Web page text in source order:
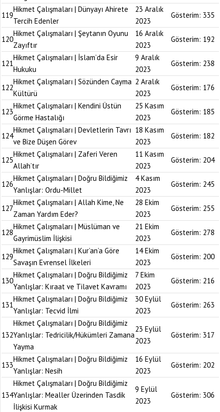
119
Hikmet Çalışmaları | Dünyayı Ahirete
Tercih Edenler
23 Aralık
2023
Gösterim: 335
120
Hikmet Çalışmaları | Şeytanın Oyunu
Zayıftır
16 Aralık
2023
Gösterim: 192
121
Hikmet Çalışmaları | İslam’da Esir
Hukuku
9 Aralık
2023
Gösterim: 238
122
Hikmet Çalışmaları | Sözünden Cayma
Kültürü
2 Aralık
2023
Gösterim: 176
123
Hikmet Çalışmaları | Kendini Üstün
Görme Hastalığı
25 Kasım
2023
Gösterim: 185
124
Hikmet Çalışmaları | Devletlerin Tavrı
ve Bize Düşen Görev
18 Kasım
2023
Gösterim: 182
125
Hikmet Çalışmaları | Zaferi Veren
Allah’tır
11 Kasım
2023
Gösterim: 204
126
Hikmet Çalışmaları | Doğru Bildiğimiz
Yanlışlar: Ordu-Millet
4 Kasım
2023
Gösterim: 245
127
Hikmet Çalışmaları | Allah Kime, Ne
Zaman Yardım Eder?
28 Ekim
2023
Gösterim: 255
128
Hikmet Çalışmaları | Müslüman ve
Gayrimüslim İlişkisi
21 Ekim
2023
Gösterim: 278
129
Hikmet Çalışmaları | Kur’an’a Göre
Savaşın Evrensel İlkeleri
14 Ekim
2023
Gösterim: 200
130
Hikmet Çalışmaları | Doğru Bildiğimiz
Yanlışlar: Kıraat ve Tilavet Kavramı
7 Ekim
2023
Gösterim: 216
131
Hikmet Çalışmaları | Doğru Bildiğimiz
Yanlışlar: Tecvid İlmi
30 Eylül
2023
Gösterim: 263
132
Hikmet Çalışmaları | Doğru Bildiğimiz
Yanlışlar: Tedricilik/Hükümleri Zamana
Yayma
23 Eylül
2023
Gösterim: 317
133
Hikmet Çalışmaları | Doğru Bildiğimiz
Yanlışlar: Nesih
16 Eylül
2023
Gösterim: 202
134
Hikmet Çalışmaları | Doğru Bildiğimiz
Yanlışlar: Mealler Üzerinden Tasdik
İlişkisi Kurmak
9 Eylül
2023
Gösterim: 306